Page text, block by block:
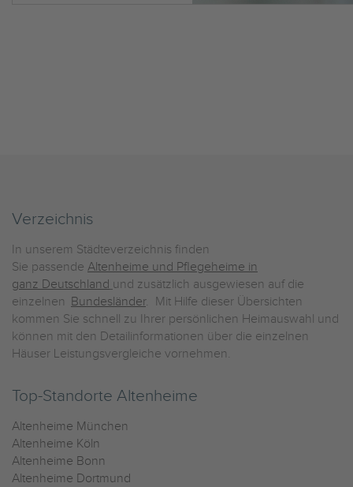
Verzeichnis
In unserem Städteverzeichnis finden
Sie passende Altenheime und Pflegeheime in
ganz Deutschland und zusätzlich ausgewiesen auf die
einzelnen Bundesländer. Mit Hilfe dieser Übersichten
kommen Sie schnell zu Ihrer persönlichen Heimauswahl und
können mit den Detailinformationen über die einzelnen
Häuser Leistungsvergleiche vornehmen.
Top-Standorte Altenheime
Altenheime München
Altenheime Köln
Altenheime Bonn
Altenheime Dortmund